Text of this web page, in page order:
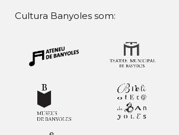
Cultura Banyoles som: